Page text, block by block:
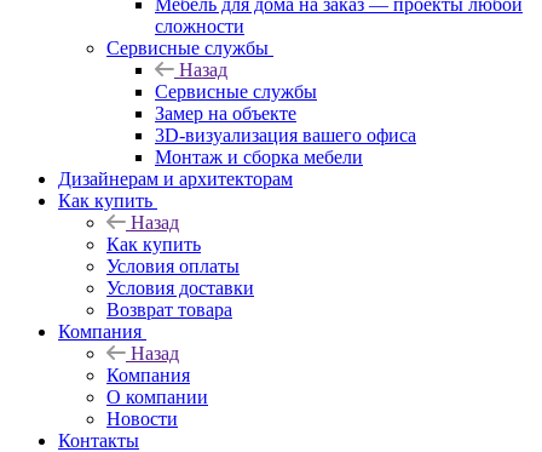
Мебель для дома на заказ — проекты любой
сложности
Сервисные службы
Назад
Сервисные службы
Замер на объекте
3D-визуализация вашего офиса
Монтаж и сборка мебели
Дизайнерам и архитекторам
Как купить
Назад
Как купить
Условия оплаты
Условия доставки
Возврат товара
Компания
Назад
Компания
О компании
Новости
Контакты